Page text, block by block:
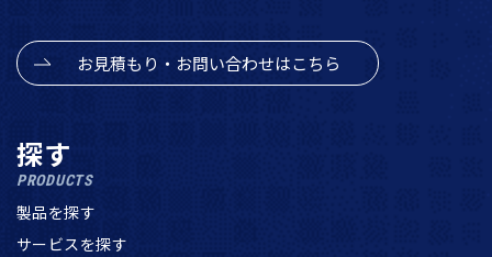
お見積もり・お問い合わせはこちら
探す
PRODUCTS
製品を探す
サービスを探す